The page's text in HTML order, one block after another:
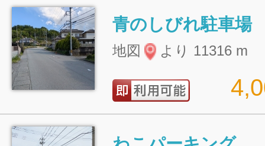
青のしびれ駐車場
地図 より 11316 m